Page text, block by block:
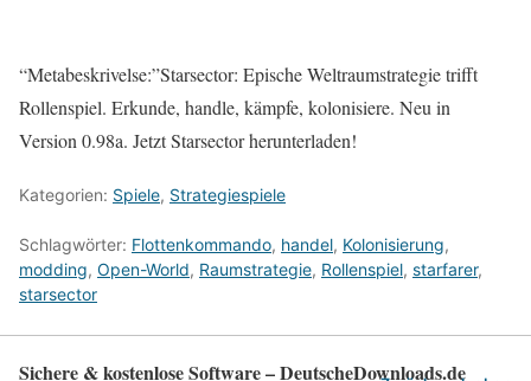
Mods machten bei uns einen riesigen Unterschied.
“Metabeskrivelse:”Starsector: Epische Weltraumstrategie trifft
Rollenspiel. Erkunde, handle, kämpfe, kolonisiere. Neu in
Version 0.98a. Jetzt Starsector herunterladen!
Kategorien: Spiele, Strategiespiele
Schlagwörter: Flottenkommando, handel, Kolonisierung,
modding, Open-World, Raumstrategie, Rollenspiel, starfarer,
starsector
Sichere & kostenlose Software – DeutscheDownloads.de